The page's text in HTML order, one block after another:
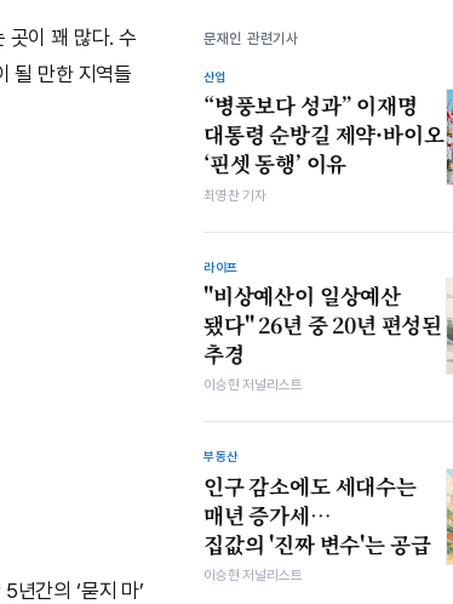
곳이 꽤 많다. 수
될 만한 지역들
년간의 ‘묻지 마’
문재인 관련기사
산업
“병풍보다 성과” 이재명
대통령 순방길 제약·바이오
‘핀셋 동행’ 이유
최영찬 기자
라이프
"비상예산이 일상예산
됐다" 26년 중 20년 편성된
추경
이승현 저널리스트
부동산
인구 감소에도 세대수는
매년 증가세…
집값의 '진짜 변수'는 공급
이승현 저널리스트